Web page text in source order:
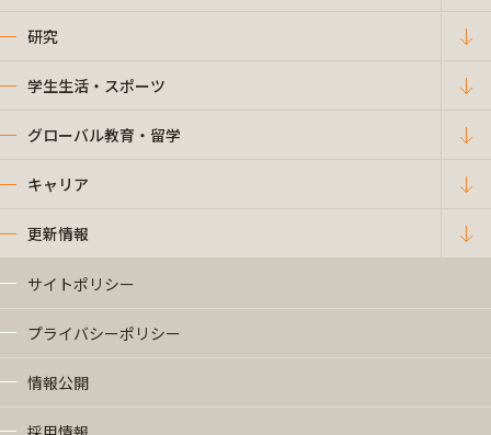
研究
学生生活・スポーツ
グローバル教育・留学
キャリア
更新情報
サイトポリシー
プライバシーポリシー
情報公開